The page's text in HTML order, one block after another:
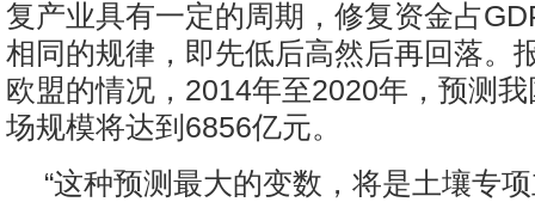
复产业具有一定的周期，修复资金占
相同的规律，即先低后高然后再回落。
欧盟的情况，2014年至2020年，预测
场规模将达到6856亿元。
“这种预测最大的变数，将是土壤专